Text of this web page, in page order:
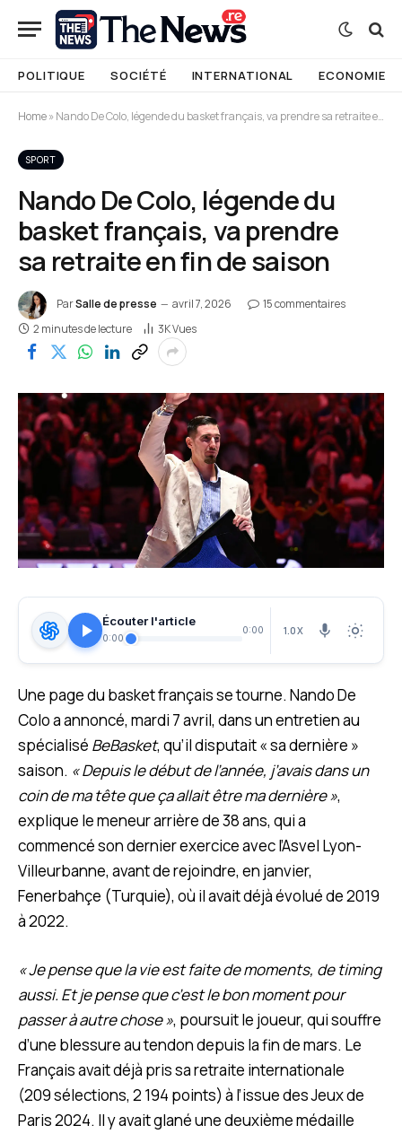
POLITIQUE SOCIÉTÉ INTERNATIONAL ECONOMIE
Home»Nando De Colo, légende du basket français, va prendre sa retraite en fin de saison
SPORT
Nando De Colo, légende du
basket français, va prendre
sa retraite en fin de saison
ParSalle de presse avril 7, 2026
15 commentaires
2 minutes de lecture
3KVues
Écouter l'article
0:00
0:00 1.0X
Une page du basket français se tourne. Nando De
Colo a annoncé, mardi 7 avril, dans un entretien au
spécialisé BeBasket, qu’il disputait « sa dernière »
saison. « Depuis le début de l’année, j’avais dans un
coin de ma tête que ça allait être ma dernière »,
explique le meneur arrière de 38 ans, qui a
commencé son dernier exercice avec l’Asvel Lyon-
Villeurbanne, avant de rejoindre, en janvier,
Fenerbahçe (Turquie), où il avait déjà évolué de 2019
à 2022.
« Je pense que la vie est faite de moments, de timing
aussi. Et je pense que c’est le bon moment pour
passer à autre chose », poursuit le joueur, qui souffre
d’une blessure au tendon depuis la fin de mars. Le
Français avait déjà pris sa retraite internationale
(209 sélections, 2 194 points) à l’issue des Jeux de
Paris 2024. Il y avait glané une deuxième médaille